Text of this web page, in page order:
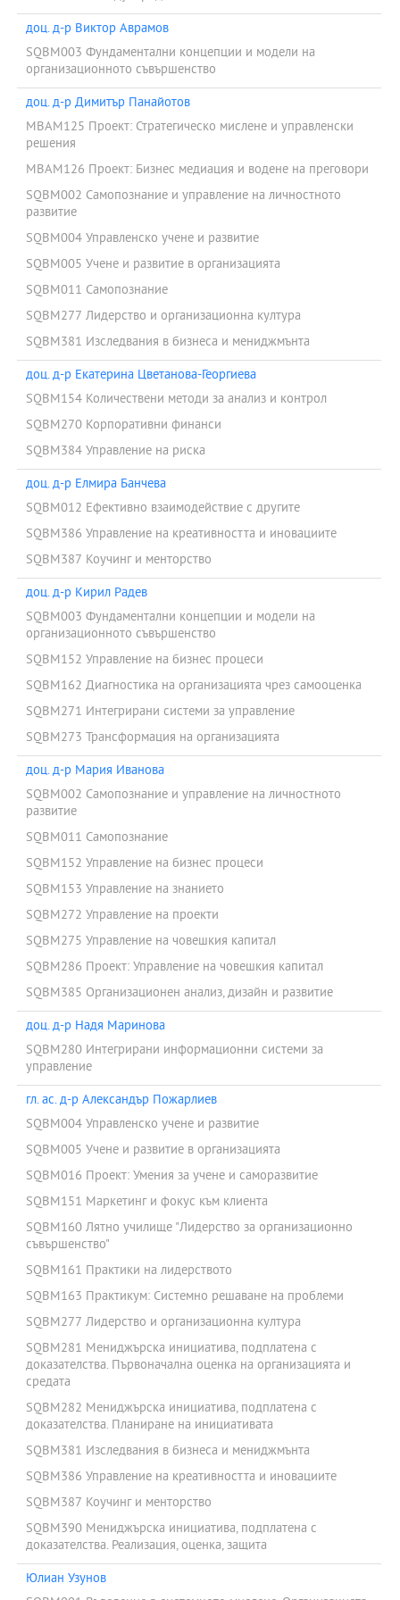
За да постигне своята мисия, МП МОС се отличава с:
1. Иновативна структура и съдържание, следващи актуалните
тенденции в обучението и развитието на мениджъри и лидери.
2. Учебен процес, насочен към обучаващия се.
3. Технология на обучение, подпомагаща работата на студента.
4. Практическа насоченост.
5. Оценяване, основано на компетентност.
доц. д-р Виктор Аврамов
SQBM003 Фундаментални концепции и модели на
организационното съвършенство
доц. д-р Димитър Панайотов
MBAM125 Проект: Стратегическо мислене и управленски
решения
MBAM126 Проект: Бизнес медиация и водене на преговори
SQBM002 Самопознание и управление на личностното
развитие
SQBM004 Управленско учене и развитие
SQBM005 Учене и развитие в организацията
SQBM011 Самопознание
SQBM277 Лидерство и организационна култура
SQBM381 Изследвания в бизнеса и мениджмънта
доц. д-р Екатерина Цветанова-Георгиева
SQBM154 Количествени методи за анализ и контрол
SQBM270 Корпоративни финанси
SQBM384 Управление на риска
доц. д-р Елмира Банчева
SQBM012 Ефективно взаимодействие с другите
SQBM386 Управление на креативността и иновациите
SQBM387 Коучинг и менторство
доц. д-р Кирил Радев
SQBM003 Фундаментални концепции и модели на
организационното съвършенство
SQBM152 Управление на бизнес процеси
SQBM162 Диагностика на организацията чрез самооценка
SQBM271 Интегрирани системи за управление
SQBM273 Трансформация на организацията
доц. д-р Мария Иванова
SQBM002 Самопознание и управление на личностното
развитие
SQBM011 Самопознание
SQBM152 Управление на бизнес процеси
SQBM153 Управление на знанието
SQBM272 Управление на проекти
SQBM275 Управление на човешкия капитал
SQBM286 Проект: Управление на човешкия капитал
SQBM385 Организационен анализ, дизайн и развитие
доц. д-р Надя Маринова
SQBM280 Интегрирани информационни системи за
управление
гл. ас. д-р Александър Пожарлиев
SQBM004 Управленско учене и развитие
SQBM005 Учене и развитие в организацията
SQBM016 Проект: Умения за учене и саморазвитие
SQBM151 Маркетинг и фокус към клиента
SQBM160 Лятно училище "Лидерство за организационно
съвършенство"
SQBM161 Практики на лидерството
SQBM163 Практикум: Системно решаване на проблеми
SQBM277 Лидерство и организационна култура
SQBM281 Мениджърска инициатива, подплатена с
доказателства. Първоначална оценка на организацията и
средата
SQBM282 Мениджърска инициатива, подплатена с
доказателства. Планиране на инициативата
SQBM381 Изследвания в бизнеса и мениджмънта
SQBM386 Управление на креативността и иновациите
SQBM387 Коучинг и менторство
SQBM390 Мениджърска инициатива, подплатена с
доказателства. Реализация, оценка, защита
Юлиан Узунов